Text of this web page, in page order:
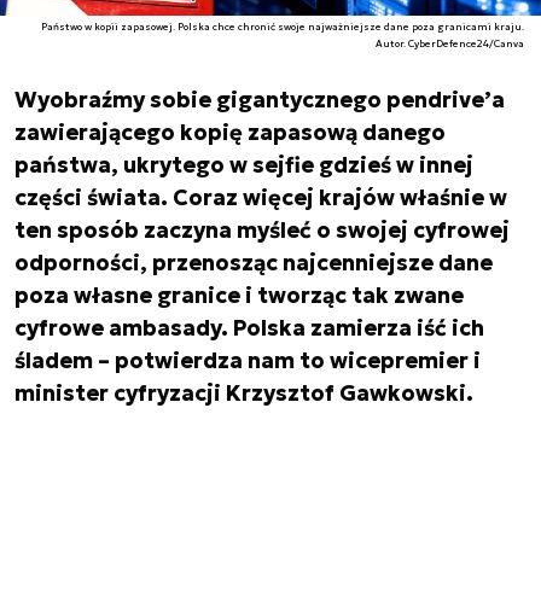
Państwo w kopii zapasowej. Polska chce chronić swoje najważniejsze dane poza granicami kraju.
Autor. CyberDefence24/Canva
Wyobraźmy sobie gigantycznego pendrive’a
zawierającego kopię zapasową danego
państwa, ukrytego w sejfie gdzieś w innej
części świata. Coraz więcej krajów właśnie w
ten sposób zaczyna myśleć o swojej cyfrowej
odporności, przenosząc najcenniejsze dane
poza własne granice i tworząc tak zwane
cyfrowe ambasady. Polska zamierza iść ich
śladem – potwierdza nam to wicepremier i
minister cyfryzacji Krzysztof Gawkowski.